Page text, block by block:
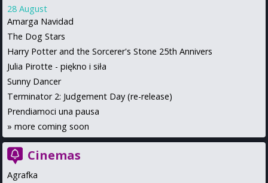
28 August
Amarga Navidad
The Dog Stars
Harry Potter and the Sorcerer's Stone 25th Annivers
Julia Pirotte - piękno i siła
Sunny Dancer
Terminator 2: Judgement Day (re-release)
Prendiamoci una pausa
» more coming soon
Cinemas
Agrafka